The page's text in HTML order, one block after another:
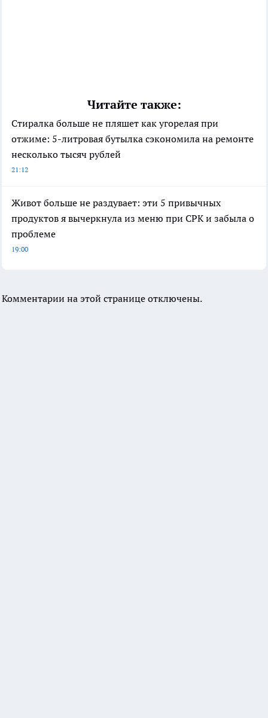
Читайте также:
Стиралка больше не пляшет как угорелая при
отжиме: 5-литровая бутылка сэкономила на ремонте
несколько тысяч рублей
21:12
Живот больше не раздувает: эти 5 привычных
продуктов я вычеркнула из меню при СРК и забыла о
проблеме
19:00
Комментарии на этой странице отключены.